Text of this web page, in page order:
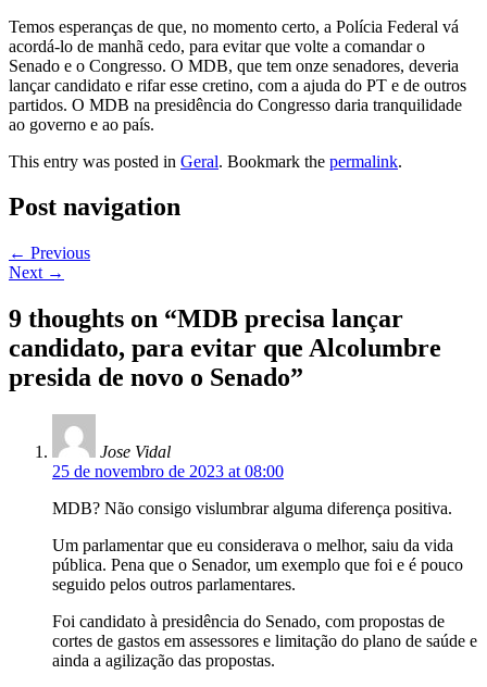
Temos esperanças de que, no momento certo, a Polícia Federal vá
acordá-lo de manhã cedo, para evitar que volte a comandar o
Senado e o Congresso. O MDB, que tem onze senadores, deveria
lançar candidato e rifar esse cretino, com a ajuda do PT e de outros
partidos. O MDB na presidência do Congresso daria tranquilidade
ao governo e ao país.
This entry was posted in Geral. Bookmark the permalink.
Post navigation
← Previous
Next →
9 thoughts on “MDB precisa lançar
candidato, para evitar que Alcolumbre
presida de novo o Senado”
Jose Vidal
25 de novembro de 2023 at 08:00
MDB? Não consigo vislumbrar alguma diferença positiva.
Um parlamentar que eu considerava o melhor, saiu da vida
pública. Pena que o Senador, um exemplo que foi e é pouco
seguido pelos outros parlamentares.
Foi candidato à presidência do Senado, com propostas de
cortes de gastos em assessores e limitação do plano de saúde e
ainda a agilização das propostas.